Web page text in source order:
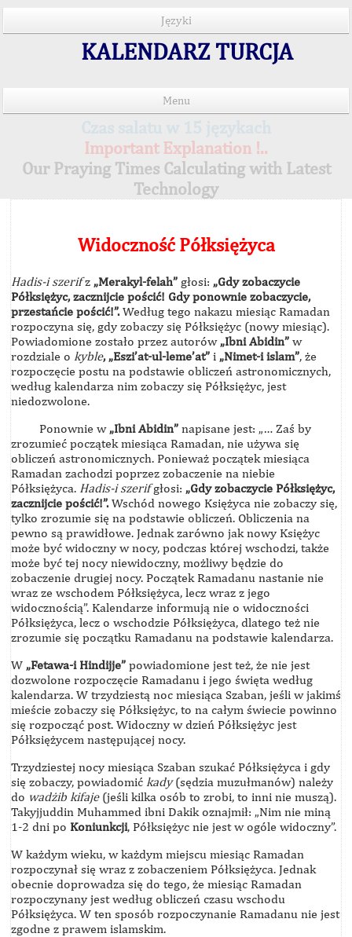
Języki
KALENDARZ TURCJA
Menu
Important Explanation !..
Our Praying Times Calculating with Latest
Technology
Widoczność Półksiężyca
Hadis-i szerifz „Merakyl-felah” głosi: „Gdy zobaczycie
Półksiężyc, zacznijcie pościć! Gdy ponownie zobaczycie,
przestańcie pościć!”. Według tego nakazu miesiąc Ramadan
rozpoczyna się, gdy zobaczy się Półksiężyc (nowy miesiąc).
Powiadomione zostało przez autorów „Ibni Abidin” w
rozdziale o kyble, „Eszi’at-ul-leme’at” i „Nimet-i islam”, że
rozpoczęcie postu na podstawie obliczeń astronomicznych,
według kalendarza nim zobaczy się Półksiężyc, jest
niedozwolone.
Ponownie w „Ibni Abidin” napisane jest: „… Zaś by
zrozumieć początek miesiąca Ramadan, nie używa się
obliczeń astronomicznych. Ponieważ początek miesiąca
Ramadan zachodzi poprzez zobaczenie na niebie
Półksiężyca. Hadis-i szerifgłosi: „Gdy zobaczycie Półksiężyc,
zacznijcie pościć!”. Wschód nowego Księżyca nie zobaczy się,
tylko zrozumie się na podstawie obliczeń. Obliczenia na
pewno są prawidłowe. Jednak zarówno jak nowy Księżyc
może być widoczny w nocy, podczas której wschodzi, także
może być tej nocy niewidoczny, możliwy będzie do
zobaczenie drugiej nocy. Początek Ramadanu nastanie nie
wraz ze wschodem Półksiężyca, lecz wraz z jego
widocznością”. Kalendarze informują nie o widoczności
Półksiężyca, lecz o wschodzie Półksiężyca, dlatego też nie
zrozumie się początku Ramadanu na podstawie kalendarza.
W „Fetawa-i Hindijje” powiadomione jest też, że nie jest
dozwolone rozpoczęcie Ramadanu i jego święta według
kalendarza. W trzydziestą noc miesiąca Szaban, jeśli w jakimś
mieście zobaczy się Półksiężyc, to na całym świecie powinno
się rozpocząć post. Widoczny w dzień Półksiężyc jest
Półksiężycem następującej nocy.
Trzydziestej nocy miesiąca Szaban szukać Półksiężyca i gdy
się zobaczy, powiadomić kady(sędzia muzułmanów) należy
do wadżib kifaje (jeśli kilka osób to zrobi, to inni nie muszą).
Takyjjuddin Muhammed ibni Dakik oznajmił: „Nim nie miną
1-2 dni po Koniunkcji, Półksiężyc nie jest w ogóle widoczny”.
W każdym wieku, w każdym miejscu miesiąc Ramadan
rozpoczynał się wraz z zobaczeniem Półksiężyca. Jednak
obecnie doprowadza się do tego, że miesiąc Ramadan
rozpoczynany jest według obliczeń czasu wschodu
Półksiężyca. W ten sposób rozpoczynanie Ramadanu nie jest
zgodne z prawem islamskim.